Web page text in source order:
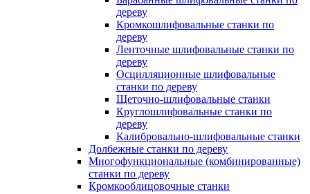
дереву
Кромкошлифовальные станки по
дереву
Ленточные шлифовальные станки по
дереву
Осцилляционные шлифовальные
станки по дереву
Щеточно-шлифовальные станки
Круглошлифовальные станки по
дереву
Калибровально-шлифовальные станки
Долбежные станки по дереву
Многофункциональные (комбинированные)
станки по дереву
Кромкооблицовочные станки